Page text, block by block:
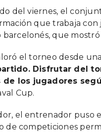
del viernes, el
que trabaja
que
el torneo desde
Disfrutar del
los jugadores
Cup.
el entrenador puso
de competiciones